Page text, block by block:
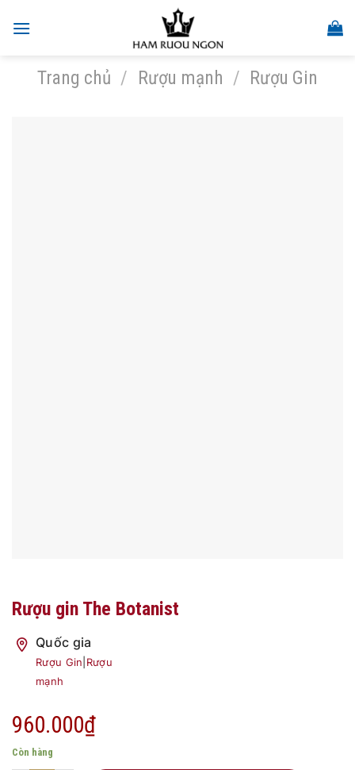
Trang chủ / Rượu mạnh / Rượu Gin
Rượu gin The Botanist
Quốc gia
Rượu Gin Rượu
mạnh
960.000₫
Còn hàng